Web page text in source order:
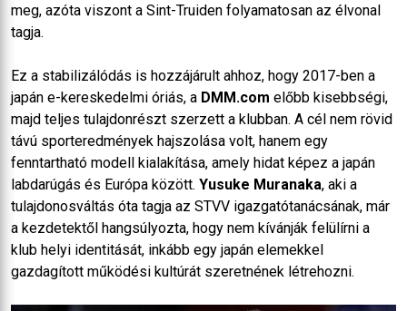
meg, azóta viszont a Sint-Truiden folyamatosan az élvonal
tagja.
Ez a stabilizálódás is hozzájárult ahhoz, hogy 2017-ben a
japán e-kereskedelmi óriás, a DMM.com előbb kisebbségi,
majd teljes tulajdonrészt szerzett a klubban. A cél nem rövid
távú sporteredmények hajszolása volt, hanem egy
fenntartható modell kialakítása, amely hidat képez a japán
labdarúgás és Európa között. Yusuke Muranaka, aki a
tulajdonosváltás óta tagja az STVV igazgatótanácsának, már
a kezdetektől hangsúlyozta, hogy nem kívánják felülírni a
klub helyi identitását, inkább egy japán elemekkel
gazdagított működési kultúrát szeretnének létrehozni.